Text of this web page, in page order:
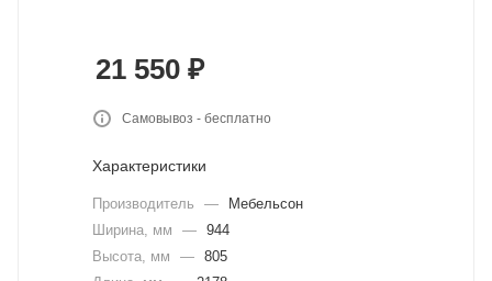
21 550 ₽
Самовывоз - бесплатно
Характеристики
Производитель —
Мебельсон
Ширина, мм
— 944
Высота, мм
— 805